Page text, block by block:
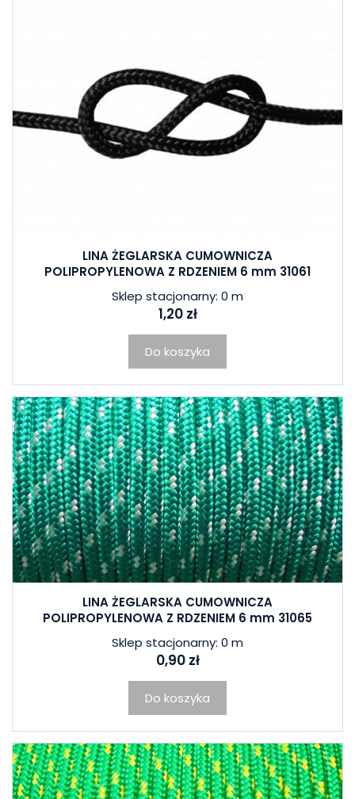
LINA ŻEGLARSKA CUMOWNICZA
POLIPROPYLENOWA Z RDZENIEM 6 mm 31061
Sklep stacjonarny: 0 m
1,20 zł
Do koszyka
LINA ŻEGLARSKA CUMOWNICZA
POLIPROPYLENOWA Z RDZENIEM 6 mm 31065
Sklep stacjonarny: 0 m
0,90 zł
Do koszyka